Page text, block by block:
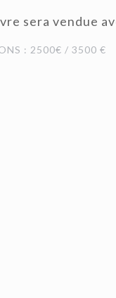
sera vendue
: 2500€ / 3500 €